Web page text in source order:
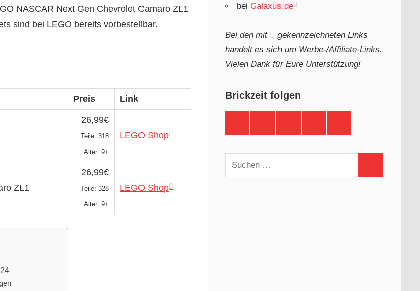
NASCAR Next Gen Chevrolet Camaro ZL1
sind bei LEGO bereits vorbestellbar.
Preis Link
26,99€
Teile: 318
Alter: 9+
LEGO Shop
ZL1
26,99€
Teile: 328
Alter: 9+
LEGO Shop
bei Galaxus.de
Bei den mit
gekennzeichneten Links
handelt es sich um Werbe-/Affiliate-Links.
Vielen Dank für Eure Unterstützung!
Brickzeit folgen
Suchen
nach: